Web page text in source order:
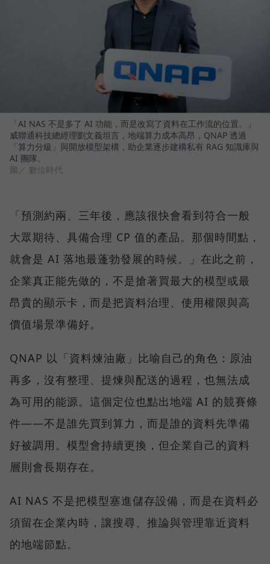
「AI NAS 不是多了 AI 功能，而是改寫了資料在工作流的位置。」
威聯通科技總經理劉文義坦言，地端算力成本高昂，QNAP 透過
「算力分級」與開放模型架構，助企業逐步建構私有 RAG 知識庫與
AI 團隊。
圖／ 數位時代
「預測約兩、三年後，應該很快會看到符合一般
大眾期待、具備合理 CP 值的產品。那個時間點，
就會是 AI 落地最蓬勃發展的時候。」在此之前，
企業真正能先做的，不是搶著買最大的模型或最
昂貴的顯示卡，而是把資料治理、使用權限與高
價值場景準備好。
QNAP 以「資料煉油廠」比喻自己的角色：原油
再多，沒有整理、提煉與配送的過程，也無法成
為可用的能源。這個定位也點出地端 AI 的競賽條
件——不是誰先買到算力，而是誰的資料先準備
好被調用。模型會持續更換，但企業自己的資料
層則會長期存在。
AI NAS 不是把模型塞進儲存設備，而是在資料必
須留在企業內時，讓搜尋、推論與管理靠近資料
的地端節點。